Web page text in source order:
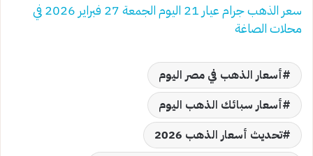
سعر الذهب جرام عيار 21 اليوم الجمعة 27 فبراير 2026 في
محلات الصاغة
أسعار الذهب في مصر اليوم
أسعار سبائك الذهب اليوم
تحديث أسعار الذهب 2026